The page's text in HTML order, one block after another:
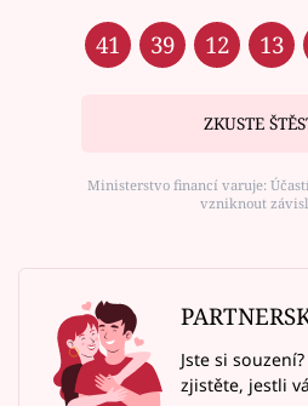
41 39 12 13
ZKUSTE
Ministerstvo financí varuje:
vzniknout
Jste si
zjistěte, jestli